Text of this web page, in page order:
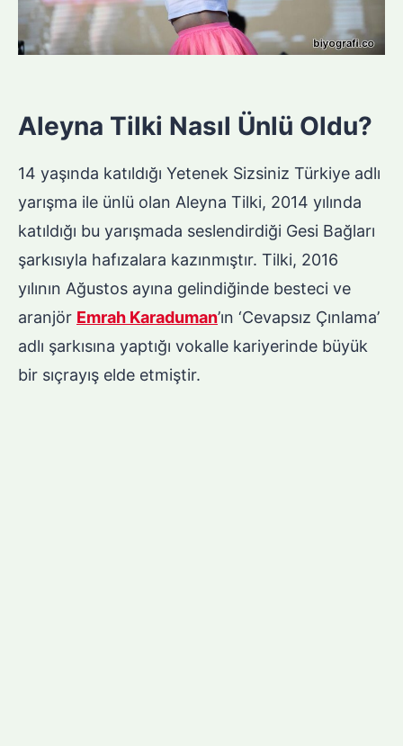
Aleyna Tilki Nasıl Ünlü Oldu?
14 yaşında katıldığı Yetenek Sizsiniz Türkiye adlı
yarışma ile ünlü olan Aleyna Tilki, 2014 yılında
katıldığı bu yarışmada seslendirdiği Gesi Bağları
şarkısıyla hafızalara kazınmıştır. Tilki, 2016
yılının Ağustos ayına gelindiğinde besteci ve
aranjör Emrah Karaduman’ın ‘Cevapsız Çınlama’
adlı şarkısına yaptığı vokalle kariyerinde büyük
bir sıçrayış elde etmiştir.